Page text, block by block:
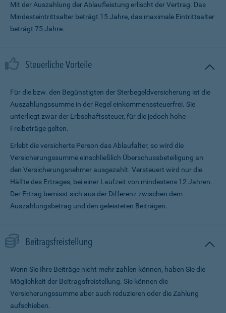
Mit der Auszahlung der Ablaufleistung erlischt der Vertrag. Das
Mindesteintrittsalter beträgt 15 Jahre, das maximale Eintrittsalter
beträgt 75 Jahre.
Steuerliche Vorteile
Für die bzw. den Begünstigten der Sterbegeldversicherung ist die
Auszahlungssumme in der Regel einkommenssteuerfrei. Sie
unterliegt zwar der Erbschaftssteuer, für die jedoch hohe
Freibeträge gelten.
Erlebt die versicherte Person das Ablaufalter, so wird die
Versicherungssumme ein­schließlich Überschussbeteiligung an
den Versicherungsnehmer ausgezahlt. Versteuert wird nur die
Hälfte des Ertrages, bei einer Laufzeit von mindestens 12 Jahren.
Der Ertrag bemisst sich aus der Differenz zwischen dem
Auszahlungsbetrag und den geleisteten Beiträgen.
Beitragsfreistellung
Wenn Sie Ihre Beiträge nicht mehr zahlen können, haben Sie die
Möglichkeit der Beitragsfreistellung. Sie können die
Versicherungssumme aber auch reduzieren oder die Zahlung
aufschieben.